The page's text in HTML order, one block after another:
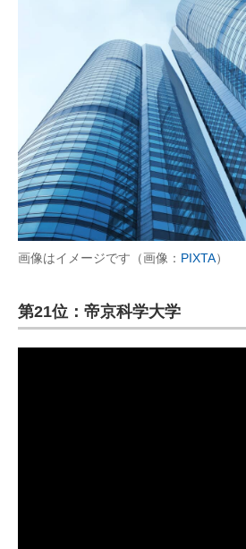
画像はイメージです（画像： PIXTA）
第21位：帝京科学大学